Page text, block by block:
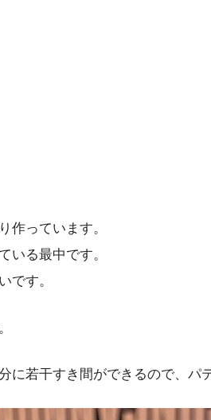
作っています。
いる最中です。
です。
に若干すき間ができるので、パ